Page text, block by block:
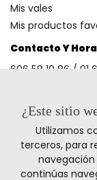
Contacto Y
606 58 10 86 / 91
Métodos De
Mis vales
Mis productos
¿Este sitio
Utilizamos
terceros, para
navegación
continúas